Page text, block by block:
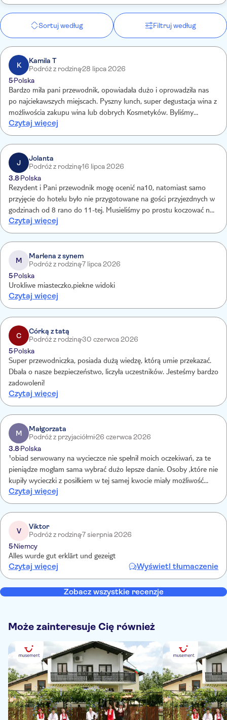
Sortuj według Filtruj według
K
Kamila T
Podróż z rodziną28 lipca 2026
5Polska
Bardzo miła pani przewodnik, opowiadała dużo i oprowadziła nas
po najciekawszych miejscach. Pyszny lunch, super degustacja wina z
możliwościa zakupu wina lub dobrych Kosmetyków. Byliśmy
również u Pana Janka sklep z najlepszymi pamiątkami, przyprawami
i nie tylko. Polecam 👍
Czytaj więcej
J
Jolanta
Podróż z rodziną16 lipca 2026
3.8 Polska
Rezydent i Pani przewodnik mogę ocenić na10, natomiast samo
przyjęcie do hotelu było nie przygotowane na gości przyjezdnych w
godzinach od 8 rano do 11-tej. Musieliśmy po prostu koczować na
holu po nocnym locie samolotem.
Czytaj więcej
M
Marlena z synem
Podróż z rodziną7 lipca 2026
5Polska
Urokliwe miasteczko,piekne widoki
Czytaj więcej
C
Córką z tatą
Podróż z rodziną30 czerwca 2026
5Polska
Super przewodniczka, posiada dużą wiedzę, którą umie przekazać.
Dbała o nasze bezpieczeństwo, liczyła uczestników. Jesteśmy bardzo
zadowoleni!
Czytaj więcej
M
Małgorzata
Podróż z przyjaciółmi26 czerwca 2026
3.8 Polska
¹obiad serwowany na wycieczce nie spełnił moich oczekiwań, za te
pieniądze mogłam sama wybrać dużo lepsze danie. Osoby ,które nie
kupiły wycieczki z posiłkiem w tej samej kwocie miały możliwość
wybrania dużo lepszego jedzenia.
Czytaj więcej
V
Viktor
Podróż z rodziną7 sierpnia 2026
5Niemcy
Alles wurde gut erklärt und gezeigt
Czytaj więcej Wyświetl tłumaczenie
Zobacz wszystkie recenzje
Może zainteresuje Cię również